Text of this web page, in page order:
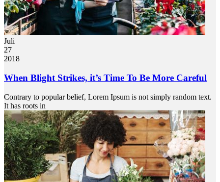
Juli
27
2018
When Blight Strikes, it’s Time To Be More Careful
Contrary to popular belief, Lorem Ipsum is not simply random text.
It has roots in